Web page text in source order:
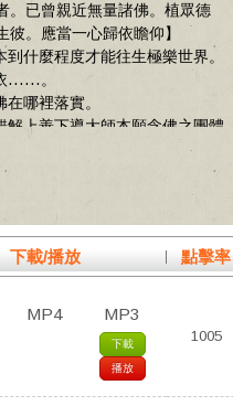
。已曾親近無量諸佛。植眾德
彼。應當一心歸依瞻仰】
到什麼程度才能往生極樂世界。
……。
哪裡落實。
解上善下導大師本願念佛之團體
何行善。
下載/播放 點擊率
MP4 MP3
下載
播放
1005